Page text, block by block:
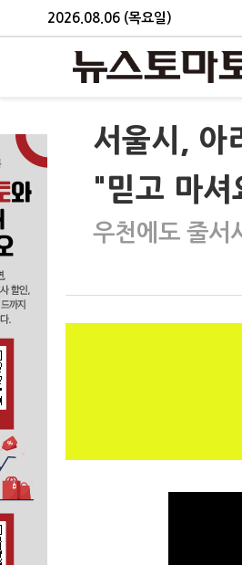
2026.08.06 (목요일)
서울시, 아
"믿고 마셔
우천에도 줄서